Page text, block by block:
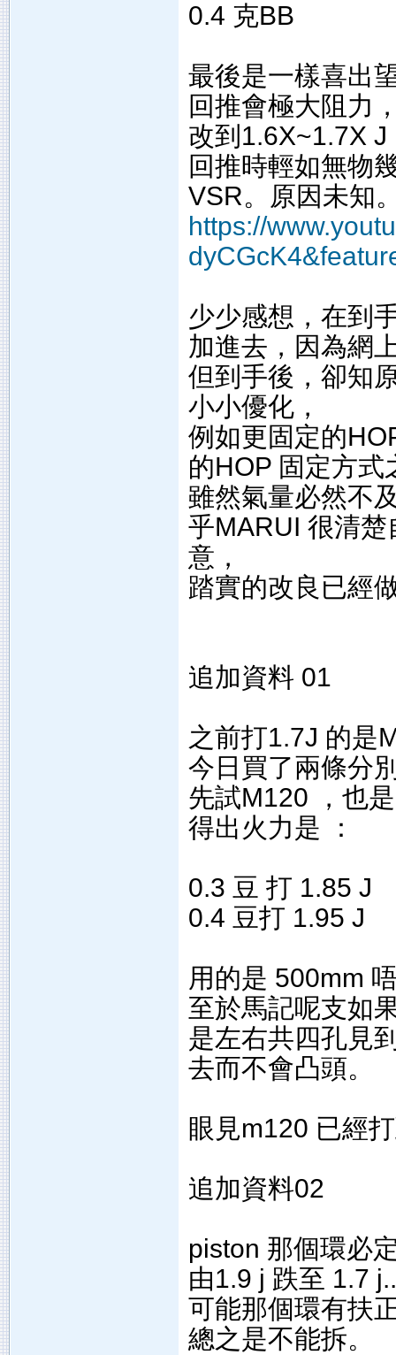
0.4 克BB
最後是一樣喜出
回推會極大阻力
改到1.6X~1.7X J
回推時輕如無物
VSR。原因未知
https://
少少感想，在到
加進去，因為網
但到手後，卻知
小小優化，
例如更固定的
的HOP 固定方
雖然氣量必然不
乎MARUI 很清
意，
踏實的改良已經
追加資料 01
之前打1.7J 的是
今日買了兩條分
先試M120 ，也
得出火力是 ：
0.3 豆 打 1.85 J
0.4 豆打 1.95 J
用的是 500mm
至於馬記呢支如
是左右共四孔見
去而不會凸頭。
眼見m120 已經
追加資料02
piston 那個環必
由1.9 j 跌至 1.7
可能那個環有扶
總之是不能拆。